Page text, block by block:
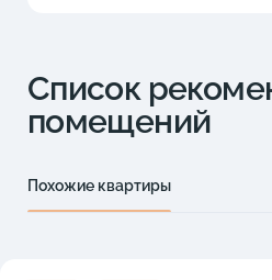
Список
помещений
Похожие квартиры